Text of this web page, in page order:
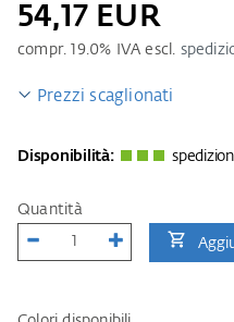
54,17 EUR
compr.19.0% IVA escl.
Prezzi scaglionati
Disponibilità:
Quantità